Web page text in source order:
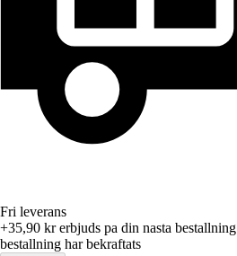
Fri leverans
+35,90 krerbjuds pa din nasta bestallning
bestallning har bekraftats